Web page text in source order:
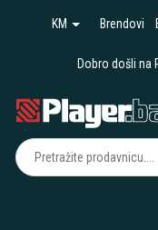
KM Brendovi
Dobro došli na